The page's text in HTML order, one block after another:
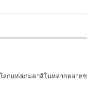
ลกแห่งเกมคาสิโนหลากหล